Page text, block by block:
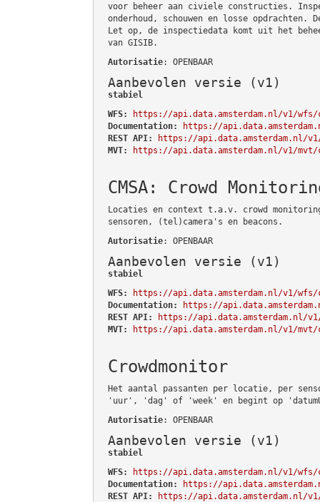
voor beheer aan civiele constructies.
onderhoud, schouwen en losse opdrachten.
Let op, de inspectiedata komt uit het
van GISIB.
Autorisatie: OPENBAAR
Aanbevolen versie (v1)
stabiel
WFS:
https://api.data.amsterdam.nl/v1/
Documentation:
https://
REST API:
https://api.data.amsterdam.nl/
MVT:
https://api.data.amsterdam.nl/v1/
CMSA: Crowd
Locaties en context t.a.v. crowd
sensoren, (tel)camera's en beacons.
Autorisatie: OPENBAAR
Aanbevolen versie (v1)
stabiel
WFS:
https://api.data.amsterdam.nl/v1/wfs/
Documentation:
https://
REST API:
https://api.data.amsterdam.nl/v1/
MVT:
https://api.data.amsterdam.nl/v1/mvt/
Crowdmonitor
Het aantal passanten per locatie, per
'uur', 'dag' of 'week' en begint op
Autorisatie: OPENBAAR
Aanbevolen versie (v1)
stabiel
WFS:
https://api.data.amsterdam.nl/v1/wfs/
Documentation:
https://
REST API:
https://api.data.amsterdam.nl/